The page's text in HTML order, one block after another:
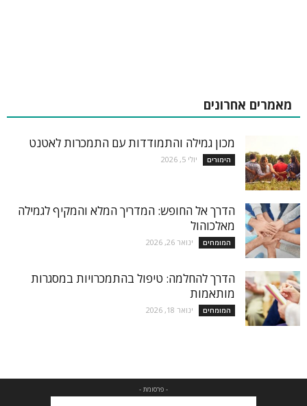
מאמרים אחרונים
מכון גמילה והתמודדות עם התמכרות לאטנט
הימורים יולי 5, 2026
הדרך אל החופש: המדריך המלא והמקיף לגמילה
מאלכוהול
המומחים ינואר 26, 2026
הדרך להחלמה: טיפול בהתמכרויות במסגרות
מותאמות
המומחים ינואר 18, 2026
- פרסומת -